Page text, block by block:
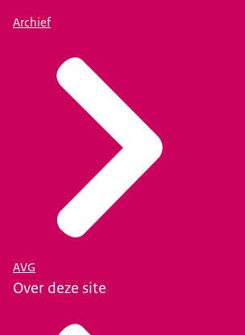
Archief
AVG
Over deze site